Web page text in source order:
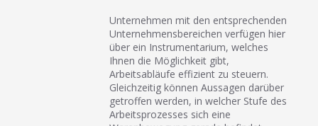
Unternehmen mit den entsprechenden
Unternehmensbereichen verfügen hier
über ein Instrumentarium, welches
Ihnen die Möglichkeit gibt,
Arbeitsabläufe effizient zu steuern.
Gleichzeitig können Aussagen darüber
getroffen werden, in welcher Stufe des
Arbeitsprozesses sich eine